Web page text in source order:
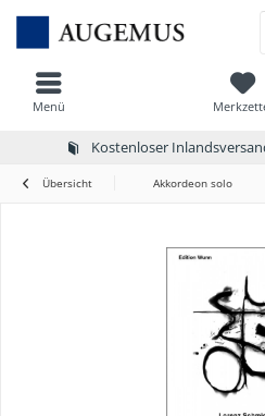
Kostenloser
Menü
Übersicht Akkordeon solo